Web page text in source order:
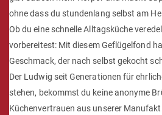
ohne dass du stundenlang selbst am
Ob du eine schnelle Alltagsküche
vorbereitest: Mit diesem Geflügelfond
Geschmack, der nach selbst gekocht
Der Ludwig seit Generationen für
stehen, bekommst du keine anonyme
Küchenvertrauen aus unserer